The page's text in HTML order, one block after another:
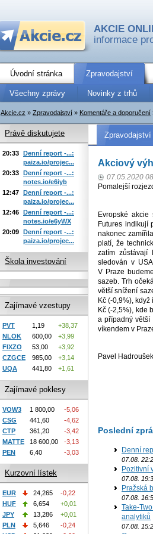
AKCIE
informace
Úvodní stránka Zpravodajství
Všechny zprávy Novinky z trhů
Akcie.cz » Zpravodajství » Komentáře a doporučení
Zpravodajství
Akciový
07.05.2020
Pomalejší
Evropské akcie
Futures indikují
nakonec
platí, že
zatím zůstávají
sledován v
V Praze
sazeb. Trh
větší snížení
Kč (-0,9%),
Kč (-2,5%), kde
a případný větší
víkendem v
Pavel
Poslední
Denní
07.08.
Pozitivní
07.08.
Pražská
07.08.
Take-
analytiků
07.08.
Právě diskutujete
20:33 Denní report -...:
paiza.io/projec...
20:33 Denní report -...:
notes.io/e6iyb
12:47 Denní report -...:
paiza.io/projec...
12:46 Denní report -...:
notes.io/e6yWX
20:09 Denní report -...:
paiza.io/projec...
Škola investování
Zajímavé vzestupy
PVT 1,19
+38,37
NLOK
600,00
+3,99
FIXZO
53,00
+3,92
CZGCE
985,00
+3,14
UQA
441,80 +1,61
Zajímavé poklesy
VOW3 1 800,00
-5,06
CSG
441,60
-4,62
CTP
361,20
-3,42
MATTE
18 600,00
-3,13
PEN
6,40 -3,03
Kurzovní lístek
EUR 24,265
-0,22
HUF
6,654
+0,01
JPY
13,286
+0,01
PLN
5,646
-0,24